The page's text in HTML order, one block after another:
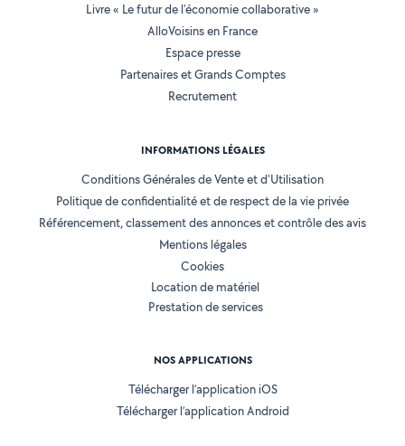
Livre « Le futur de l'économie collaborative »
AlloVoisins en France
Espace presse
Partenaires et Grands Comptes
Recrutement
INFORMATIONS LÉGALES
Conditions Générales de Vente et d'Utilisation
Politique de confidentialité et de respect de la vie privée
Référencement, classement des annonces et contrôle des avis
Mentions légales
Cookies
Location de matériel
Prestation de services
NOS APPLICATIONS
Télécharger l’application iOS
Télécharger l’application Android